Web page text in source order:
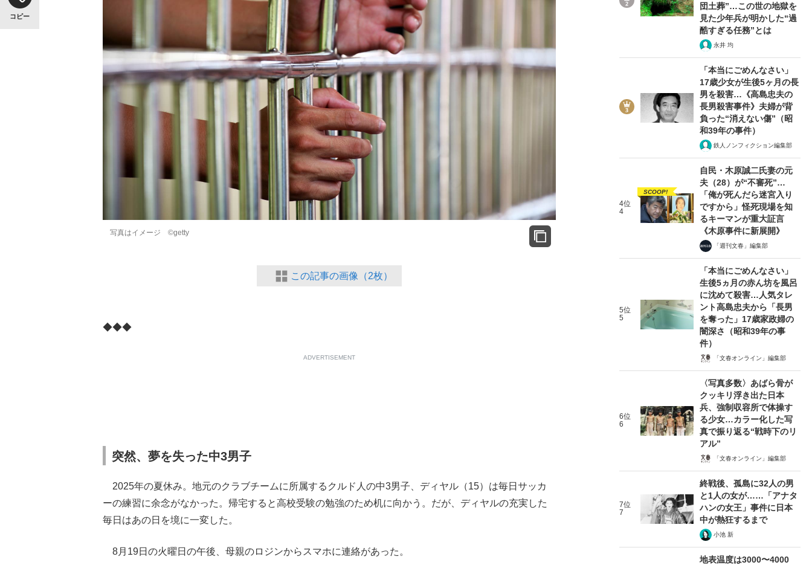
コピー
写真はイメージ ©getty
この記事の画像（2枚）
◆◆◆
ADVERTISEMENT
突然、夢を失った中3男子
2025年の夏休み。地元のクラブチームに所属するクルド人の中3男子、ディヤル（15）は毎日サッカ
ーの練習に余念がなかった。帰宅すると高校受験の勉強のため机に向かう。だが、ディヤルの充実した
毎日はあの日を境に一変した。
8月19日の火曜日の午後、母親のロジンからスマホに連絡があった。
団土葬”…この世の地獄を
見た少年兵が明かした“過
酷すぎる任務”とは
永井 均
「本当にごめんなさい」
17歳少女が生後5ヶ月の長
男を殺害…《高島忠夫の
長男殺害事件》夫婦が背
負った“消えない傷”（昭
和39年の事件）
鉄人ノンフィクション編集部
4位
4
SCOOP!
自民・木原誠二氏妻の元
夫（28）が“不審死”…
「俺が死んだら迷宮入り
ですから」怪死現場を知
るキーマンが重大証言
《木原事件に新展開》
「週刊文春」編集部
5位
5
「本当にごめんなさい」
生後5ヵ月の赤ん坊を風呂
に沈めて殺害…人気タレ
ント高島忠夫から「長男
を奪った」17歳家政婦の
闇深さ（昭和39年の事
件）
「文春オンライン」編集部
6位
6
〈写真多数〉あばら骨が
クッキリ浮き出た日本
兵、強制収容所で体操す
る少女…カラー化した写
真で振り返る“戦時下のリ
アル”
「文春オンライン」編集部
7位
7
終戦後、孤島に32人の男
と1人の女が……「アナタ
ハンの女王」事件に日本
中が熱狂するまで
小池 新
地表温度は3000〜4000